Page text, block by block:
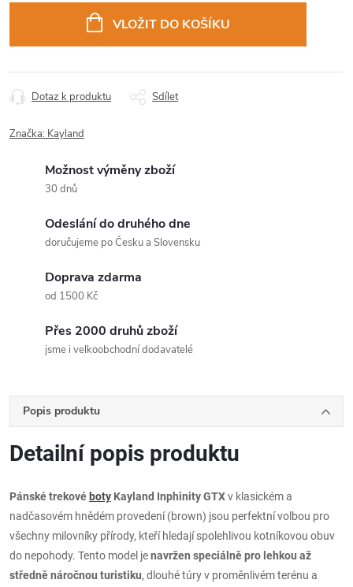
VLOŽIT DO KOŠÍKU
Dotaz k produktu Sdílet
Značka: Kayland
Možnost výměny zboží
30 dnů
Odeslání do druhého dne
doručujeme po Česku a Slovensku
Doprava zdarma
od 1500 Kč
Přes 2000 druhů zboží
jsme i velkoobchodní dodavatelé
Popis produktu
Detailní popis produktu
Pánské trekovéboty Kayland Inphinity GTXv klasickém a
nadčasovém hnědém provedení (brown) jsou perfektní volbou pro
všechny milovníky přírody, kteří hledají spolehlivou kotníkovou obuv
do nepohody. Tento model jenavržen speciálně pro lehkou až
středně náročnou turistiku, dlouhé túry v proměnlivém terénu a